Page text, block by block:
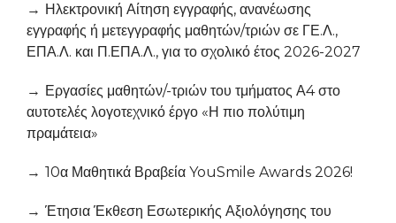
Ηλεκτρονική Αίτηση εγγραφής, ανανέωσης
εγγραφής ή μετεγγραφής μαθητών/τριών σε ΓΕ.Λ.,
ΕΠΑ.Λ. και Π.ΕΠΑ.Λ., για το σχολικό έτος 2026-2027
Εργασίες μαθητών/-τριών του τμήματος Α4 στο
αυτοτελές λογοτεχνικό έργο «Η πιο πολύτιμη
πραμάτεια»
10α Μαθητικά Βραβεία YouSmile Awards 2026!
Έτησια Έκθεση Εσωτερικής Αξιολόγησης του